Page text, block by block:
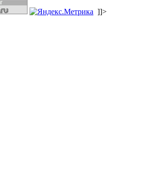
]]>